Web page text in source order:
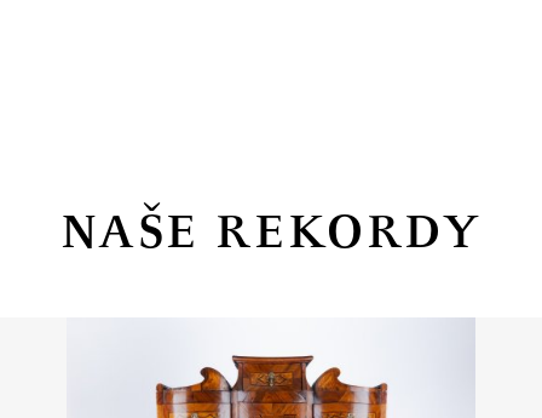
NAŠE REKORDY